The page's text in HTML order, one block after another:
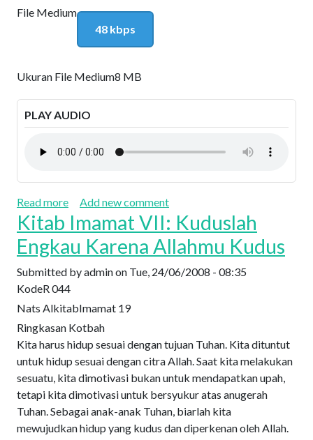
File Medium
48 kbps
Ukuran File Medium8 MB
PLAY AUDIO
Read moreabout Hidup Berdasarkan Ketetapan Tuhan
Add new comment
Kitab Imamat VII: Kuduslah
Engkau Karena Allahmu Kudus
Submitted byadminon Tue, 24/06/2008 - 08:35
KodeR 044
Nats AlkitabImamat 19
Ringkasan Kotbah
Kita harus hidup sesuai dengan tujuan Tuhan. Kita dituntut
untuk hidup sesuai dengan citra Allah. Saat kita melakukan
sesuatu, kita dimotivasi bukan untuk mendapatkan upah,
tetapi kita dimotivasi untuk bersyukur atas anugerah
Tuhan. Sebagai anak-anak Tuhan, biarlah kita
mewujudkan hidup yang kudus dan diperkenan oleh Allah.